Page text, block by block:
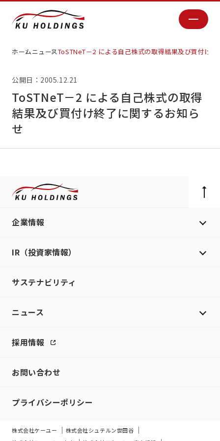
ホームニュースToSTNeT－2 による自己株式の取得結果及び買付け
公開日：2005.12.21
ToSTNeT－2 による自己株式の取得
結果及び買付け終了に関するお知ら
せ
企業情報
IR（投資家情報）
サステナビリティ
ニュース
採用情報
お問い合わせ
プライバシーポリシー
株式会社ケーユー
株式会社シュテルン世田谷